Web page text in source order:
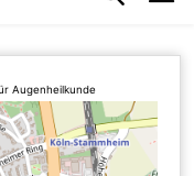
Augenheilkunde